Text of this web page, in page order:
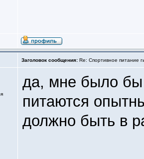
Заголовок сообщения: Re: Спортивное питание
да, мне было бы
питаются
должно быть в